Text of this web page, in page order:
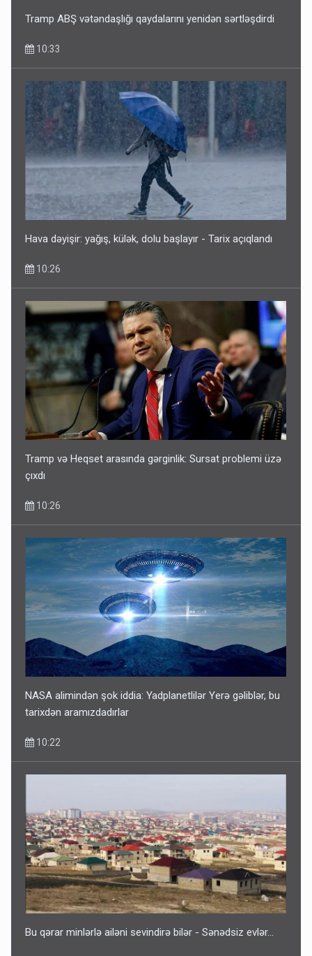
Tramp ABŞ vətəndaşlığı qaydalarını yenidən sərtləşdirdi
10:33
Hava dəyişir: yağış, külək, dolu başlayır - Tarix açıqlandı
10:26
Tramp və Heqset arasında gərginlik: Sursat problemi üzə
çıxdı
10:26
NASA alimindən şok iddia: Yadplanetlilər Yerə gəliblər, bu
tarixdən aramızdadırlar
10:22
Bu qərar minlərlə ailəni sevindirə bilər - Sənədsiz evlər...